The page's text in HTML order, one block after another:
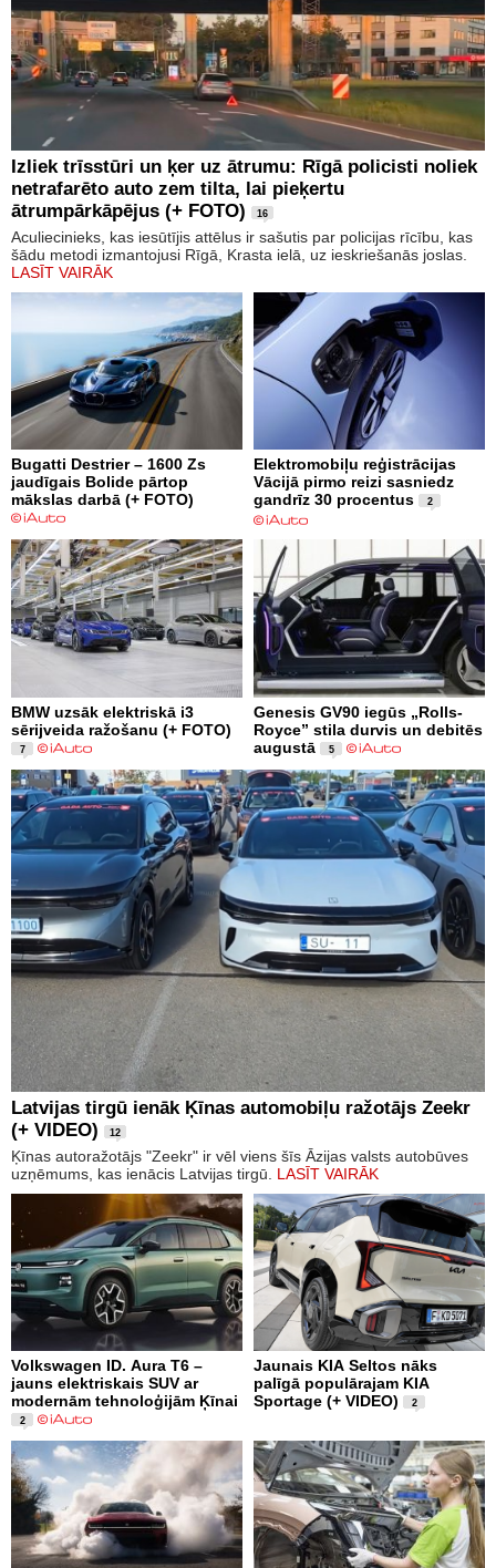
Izliek trīsstūri un ķer uz ātrumu: Rīgā policisti noliek
netrafarēto auto zem tilta, lai pieķertu
ātrumpārkāpējus (+ FOTO)
16
Aculiecinieks, kas iesūtījis attēlus ir sašutis par policijas rīcību, kas
šādu metodi izmantojusi Rīgā, Krasta ielā, uz ieskriešanās joslas.
LASĪT VAIRĀK
Bugatti Destrier – 1600 Zs
jaudīgais Bolide pārtop
mākslas darbā (+ FOTO)
Elektromobiļu reģistrācijas
Vācijā pirmo reizi sasniedz
gandrīz 30 procentus
2
BMW uzsāk elektriskā i3
sērijveida ražošanu (+ FOTO)
7
Genesis GV90 iegūs „Rolls-
Royce” stila durvis un debitēs
augustā
5
Latvijas tirgū ienāk Ķīnas automobiļu ražotājs Zeekr
(+ VIDEO)
12
Ķīnas autoražotājs "Zeekr" ir vēl viens šīs Āzijas valsts autobūves
uzņēmums, kas ienācis Latvijas tirgū. LASĪT VAIRĀK
Volkswagen ID. Aura T6 –
jauns elektriskais SUV ar
modernām tehnoloģijām Ķīnai
2
Jaunais KIA Seltos nāks
palīgā populārajam KIA
Sportage (+ VIDEO)
2